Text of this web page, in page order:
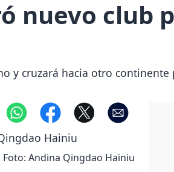
nuevo club
y cruzará hacia otro continente
Andina Qingdao Hainiu